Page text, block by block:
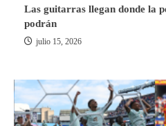
Las guitarras llegan donde la
podrán
julio 15, 2026